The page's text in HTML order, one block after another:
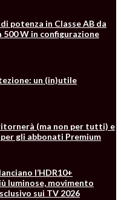
potenza in Classe AB da
500 W in configurazione
un (in)utile
(ma non per tutti) e
gli abbonati Premium
l’HDR10+
luminose, movimento
sui TV 2026